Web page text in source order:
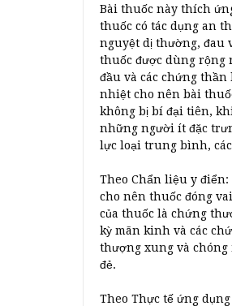
Bài thuốc này thích
thuốc có tác dụng an
nguyệt dị thường, đau
thuốc được dùng rộng
đầu và các chứng
nhiệt cho nên bài
không bị bí đại tiên,
những người ít đặc
lực loại trung bình,
Theo Chẩn liệu y
cho nên thuốc đóng
của thuốc là chứng
kỳ mãn kinh và các
thượng xung và
đẻ.
Theo Thực tế ứng